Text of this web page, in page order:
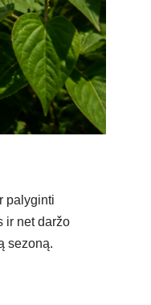
palyginti
ir net daržo
sezoną.